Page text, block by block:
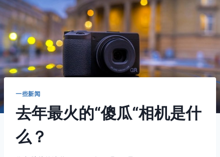
LETSFILM
一些新闻
去年最火的“傻瓜“相机是什
么？